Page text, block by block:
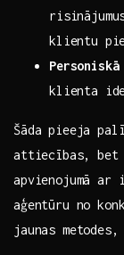
klientu
klienta
Šāda pieeja
attiecības, bet
apvienojumā
aģentūru no
jaunas metodes,